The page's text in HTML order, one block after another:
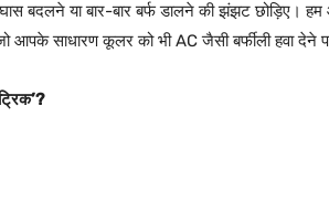
बदलने या बार-बार बर्फ डालने की झंझट छोड़िए।
आपके साधारण कूलर को भी AC जैसी बर्फीली हवा देने